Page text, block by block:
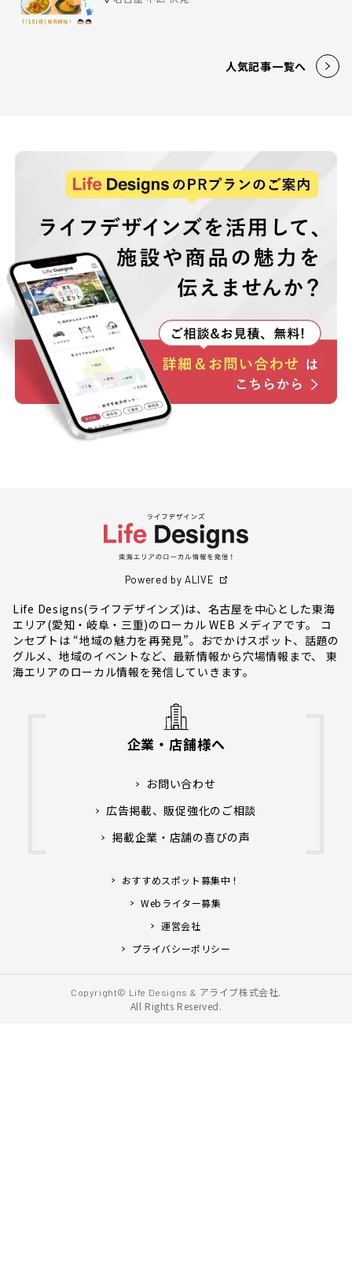
人気記事一覧へ
Powered by ALIVE
Life Designs(ライフデザインズ)は、名古屋を中心とした東海
エリア(愛知・岐阜・三重)のローカル WEB メディアです。 コ
ンセプトは “地域の魅力を再発見”。おでかけスポット、話題の
グルメ、地域のイベントなど、最新情報から穴場情報まで、 東
海エリアのローカル情報を発信していきます。
企業・店舗様へ
お問い合わせ
広告掲載、販促強化のご相談
掲載企業・店舗の喜びの声
おすすめスポット募集中！
Webライター募集
運営会社
プライバシーポリシー
Copyright© Life Designs & アライブ株式会社.
All Rights Reserved.